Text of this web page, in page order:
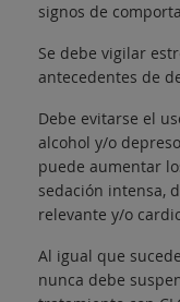
signos de
Se debe vigilar
antecedentes de
Debe evitarse el
alcohol y/o
puede aumentar
sedación intensa,
relevante y/o
Al igual que
nunca debe